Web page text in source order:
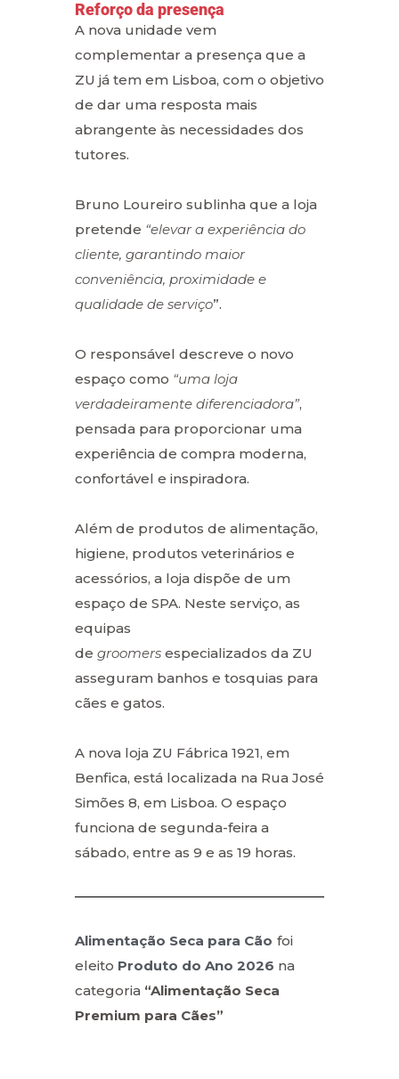
Reforço da presença
A nova unidade vem
complementar a presença que a
ZU já tem em Lisboa, com o objetivo
de dar uma resposta mais
abrangente às necessidades dos
tutores.
Bruno Loureiro sublinha que a loja
pretende “elevar a experiência do
cliente, garantindo maior
conveniência, proximidade e
qualidade de serviço”.
O responsável descreve o novo
espaço como “uma loja
verdadeiramente diferenciadora”,
pensada para proporcionar uma
experiência de compra moderna,
confortável e inspiradora.
Além de produtos de alimentação,
higiene, produtos veterinários e
acessórios, a loja dispõe de um
espaço de SPA. Neste serviço, as
equipas
de groomers especializados da ZU
asseguram banhos e tosquias para
cães e gatos.
A nova loja ZU Fábrica 1921, em
Benfica, está localizada na Rua José
Simões 8, em Lisboa. O espaço
funciona de segunda-feira a
sábado, entre as 9 e as 19 horas.
Alimentação Seca para Cão foi
eleito Produto do Ano 2026 na
categoria “Alimentação Seca
Premium para Cães”